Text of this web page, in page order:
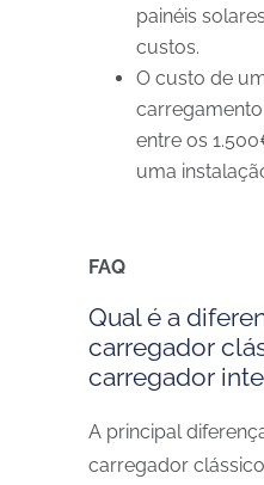
painéis
custos.
O custo de
entre os
uma
FAQ
Qual é a
carregador
carregador
A principal
carregador